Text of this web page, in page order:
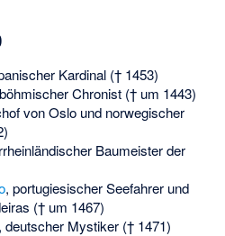
Kardinal († 1453)
Chronist († um 1443)
von Oslo und norwegischer
Baumeister der
, portugiesischer Seefahrer und
(† um 1467)
deutscher Mystiker († 1471)